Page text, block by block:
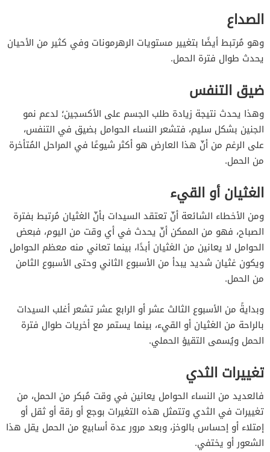
الصداع
وهو مُرتبط أيضًا بتغيير مستويات الرهرمونات وفي كثير من الأحيان
يحدث طوال فترة الحمل.
ضيق التنفس
وهذا يحدث نتيجة زيادة طلب الجسم على الأكسجين؛ لدعم نمو
الجنين بشكل سليم، فتشعر النساء الحوامل بضيق في التنفس،
على الرغم من أنّ هذا العارض هو أكثر شيوعًا في المراحل المُتأخرة
من الحمل.
الغثيان أو القيء
ومن الأخطاء الشائعة أنّ تعتقد السيدات بأنّ الغثيان مُرتبط بفترة
الصباح، فهو من الممكن أنّ يحدث في أي وقت من اليوم، فبعض
الحوامل لا يعانين من الغثيان أبدًا، بينما تعاني منه معظم الحوامل
ويكون غثيان شديد يبدأ من الأسبوع الثاني وحتى الأسبوع الثامن
من الحمل.
وبدايةً من الأسبوع الثالث عشر أو الرابع عشر تشعر أغلب السيدات
بالراحة من الغثيان أو القيء، بينما يستمر مع أخريات طوال فترة
الحمل ويُسمى التقيؤ الحملي.
تغييرات الثدي
فالعديد من النساء الحوامل يعانين في وقت مُبكر من الحمل، من
تغييرات في الثدي وتتمثل هذه التغيرات بوجع أو رقة أو ثقل أو
إمتلاء أو إحساس بالوخز، وبعد مرور عدة أسابيع من الحمل يقل هذا
الشعور أو يختفي.